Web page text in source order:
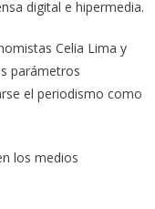
digital e hipermedia.
Celia Lima y
parámetros
el periodismo como
los medios